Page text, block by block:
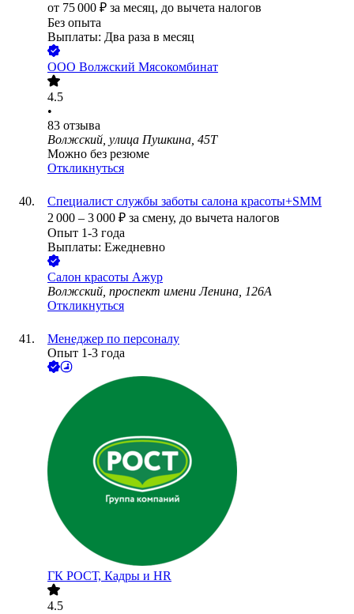
от 75 000 ₽ за месяц, до вычета налогов
Без опыта
Выплаты: Два раза в месяц
ООО Волжский Мясокомбинат
4.5
•
83 отзыва
Волжский, улица Пушкина, 45Т
Можно без резюме
Откликнуться
Специалист службы заботы салона красоты+SMM
2 000 – 3 000 ₽ за смену, до вычета налогов
Опыт 1-3 года
Выплаты: Ежедневно
Салон красоты Ажур
Волжский, проспект имени Ленина, 126А
Откликнуться
Менеджер по персоналу
Опыт 1-3 года
ГК РОСТ, Кадры и HR
4.5